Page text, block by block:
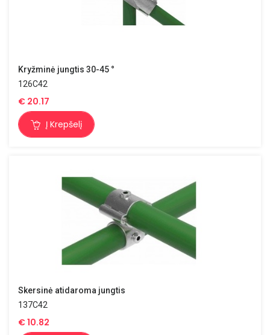
Kryžminė jungtis 30-45 °
126C42
€ 20.17
Į Krepšelį
Skersinė atidaroma jungtis
137C42
€10.82